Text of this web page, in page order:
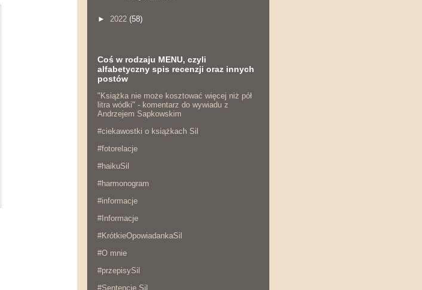
► 2022 (58)
Coś w rodzaju MENU, czyli
alfabetyczny spis recenzji oraz innych
postów
"Książka nie może kosztować więcej niż pół
litra wódki" - komentarz do wywiadu z
Andrzejem Sapkowskim
#ciekawostki o książkach Sil
#fotorelacje
#haikuSil
#harmonogram
#informacje
#Informacje
#KrótkieOpowiadankaSil
#O mnie
#przepisySil
#Sentencje Sil